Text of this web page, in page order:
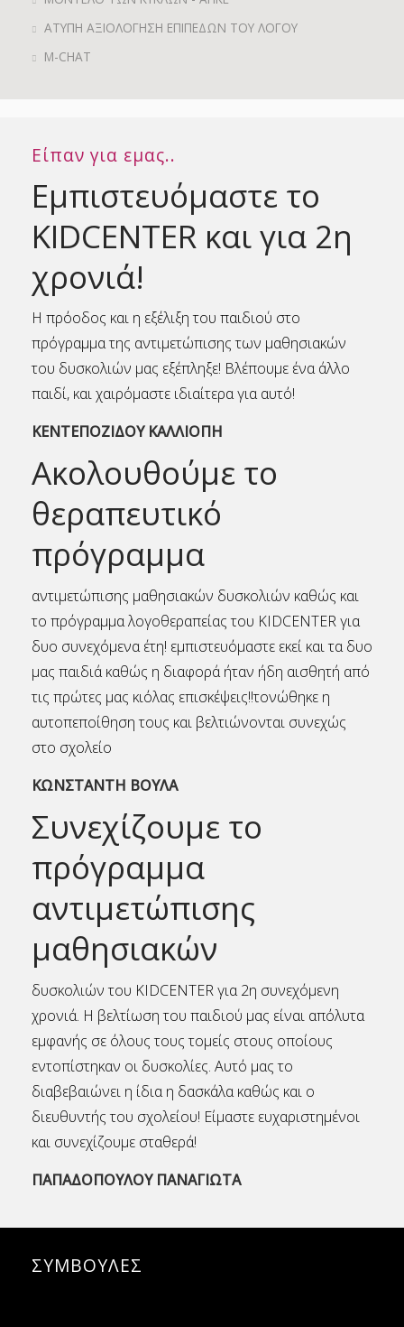
ΑΤΥΠΗ ΑΞΙΟΛΟΓΗΣΗ ΕΠΙΠΕΔΩΝ ΤΟΥ ΛΟΓΟΥ
M-CHAT
Είπαν για εμας..
Εμπιστευόμαστε το
KIDCENTER και για 2η
χρονιά!
Η πρόοδος και η εξέλιξη του παιδιού στο
πρόγραμμα της αντιμετώπισης των μαθησιακών
του δυσκολιών μας εξέπληξε! Βλέπουμε ένα άλλο
παιδί, και χαιρόμαστε ιδιαίτερα για αυτό!
ΚΕΝΤΕΠΟΖΙΔΟΥ ΚΑΛΛΙΟΠΗ
Ακολουθούμε το
θεραπευτικό
πρόγραμμα
αντιμετώπισης μαθησιακών δυσκολιών καθώς και
το πρόγραμμα λογοθεραπείας του KIDCENTER για
δυο συνεχόμενα έτη! εμπιστευόμαστε εκεί και τα δυο
μας παιδιά καθώς η διαφορά ήταν ήδη αισθητή από
τις πρώτες μας κιόλας επισκέψεις!!τονώθηκε η
αυτοπεποίθηση τους και βελτιώνονται συνεχώς
στο σχολείο
ΚΩΝΣΤΑΝΤΗ ΒΟΥΛΑ
Συνεχίζουμε το
πρόγραμμα
αντιμετώπισης
μαθησιακών
δυσκολιών του KIDCENTER για 2η συνεχόμενη
χρονιά. Η βελτίωση του παιδιού μας είναι απόλυτα
εμφανής σε όλους τους τομείς στους οποίους
εντοπίστηκαν οι δυσκολίες. Αυτό μας το
διαβεβαιώνει η ίδια η δασκάλα καθώς και ο
διευθυντής του σχολείου! Είμαστε ευχαριστημένοι
και συνεχίζουμε σταθερά!
ΠΑΠΑΔΟΠΟΥΛΟΥ ΠΑΝΑΓΙΩΤΑ
ΣΥΜΒΟΥΛΕΣ